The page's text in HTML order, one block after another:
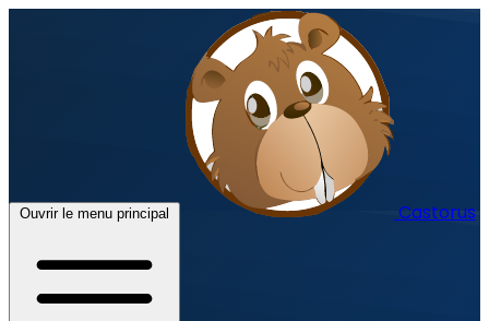
Ouvrir le menu principal Castorus